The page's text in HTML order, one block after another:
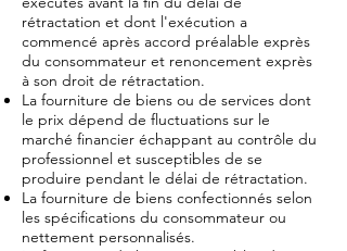
rétractation et dont l'exécution a
commencé après accord préalable exprès
du consommateur et renoncement exprès
à son droit de rétractation.
La fourniture de biens ou de services dont
le prix dépend de fluctuations sur le
marché financier échappant au contrôle du
professionnel et susceptibles de se
produire pendant le délai de rétractation.
La fourniture de biens confectionnés selon
les spécifications du consommateur ou
nettement personnalisés.